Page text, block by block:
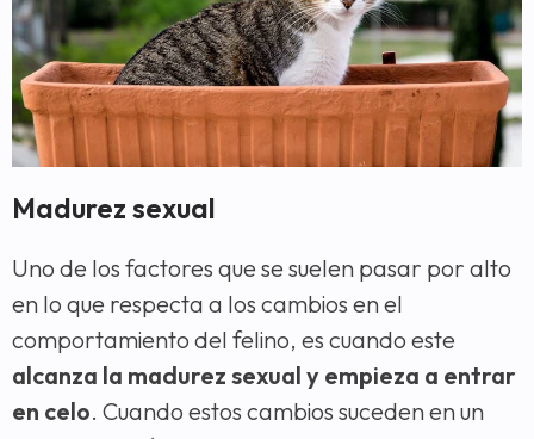
Madurez sexual
Uno de los factores que se suelen pasar por alto
en lo que respecta a los cambios en el
comportamiento del felino, es cuando este
alcanza la madurez sexual y empieza a entrar
en celo. Cuando estos cambios suceden en un